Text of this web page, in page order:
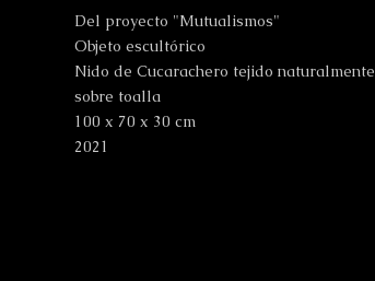
Del proyecto "Mutualismos"
Objeto escultórico
Nido de Cucarachero tejido naturalmente
sobre toalla
100 x 70 x 30 cm
2021